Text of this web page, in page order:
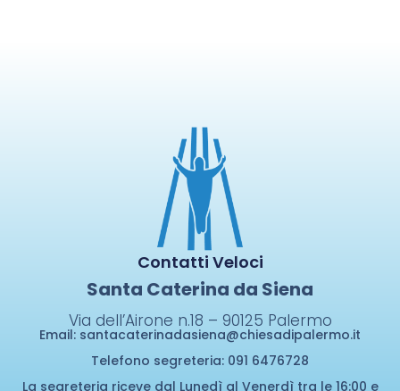
Contatti Veloci
Santa Caterina da Siena
Via dell’Airone n.18 – 90125 Palermo
Email: santacaterinadasiena@chiesadipalermo.it
Telefono segreteria: 091 6476728
La segreteria riceve dal Lunedì al Venerdì tra le 16:00 e